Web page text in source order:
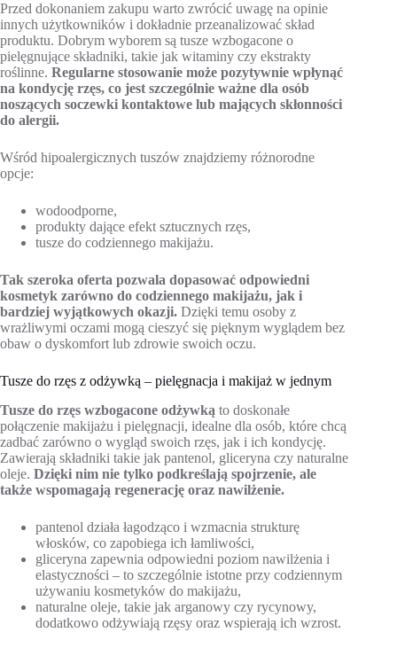
Przed dokonaniem zakupu warto zwrócić uwagę na opinie
innych użytkowników i dokładnie przeanalizować skład
produktu. Dobrym wyborem są tusze wzbogacone o
pielęgnujące składniki, takie jak witaminy czy ekstrakty
roślinne. Regularne stosowanie może pozytywnie wpłynąć
na kondycję rzęs, co jest szczególnie ważne dla osób
noszących soczewki kontaktowe lub mających skłonności
do alergii.
Wśród hipoalergicznych tuszów znajdziemy różnorodne
opcje:
wodoodporne,
produkty dające efekt sztucznych rzęs,
tusze do codziennego makijażu.
Tak szeroka oferta pozwala dopasować odpowiedni
kosmetyk zarówno do codziennego makijażu, jak i
bardziej wyjątkowych okazji. Dzięki temu osoby z
wrażliwymi oczami mogą cieszyć się pięknym wyglądem bez
obaw o dyskomfort lub zdrowie swoich oczu.
Tusze do rzęs z odżywką – pielęgnacja i makijaż w jednym
Tusze do rzęs wzbogacone odżywką to doskonałe
połączenie makijażu i pielęgnacji, idealne dla osób, które chcą
zadbać zarówno o wygląd swoich rzęs, jak i ich kondycję.
Zawierają składniki takie jak pantenol, gliceryna czy naturalne
oleje. Dzięki nim nie tylko podkreślają spojrzenie, ale
także wspomagają regenerację oraz nawilżenie.
pantenol działa łagodząco i wzmacnia strukturę
włosków, co zapobiega ich łamliwości,
gliceryna zapewnia odpowiedni poziom nawilżenia i
elastyczności – to szczególnie istotne przy codziennym
używaniu kosmetyków do makijażu,
naturalne oleje, takie jak arganowy czy rycynowy,
dodatkowo odżywiają rzęsy oraz wspierają ich wzrost.